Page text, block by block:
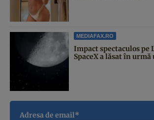
MEDIAFAX.RO
Impact spectaculos pe
SpaceX a lăsat în
Adresa de email*